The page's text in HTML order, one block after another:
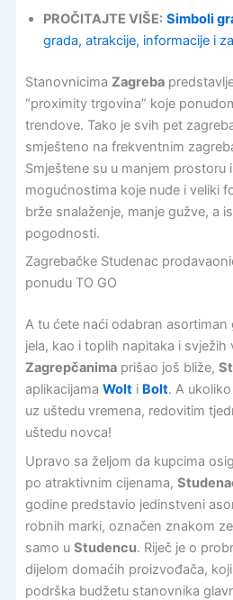
PROČITAJTE VIŠE: Simboli
grada, atrakcije, informacije i
Stanovnicima Zagreba
“proximity trgovina” koje
trendove. Tako je svih pet
smješteno na frekventnim
Smještene su u manjem prostoru
mogućnostima koje nude i veliki
brže snalaženje, manje gužve, a
pogodnosti.
Zagrebačke Studenac
ponudu TO GO
A tu ćete naći odabran
jela, kao i toplih napitaka i
Zagrepčanimaprišao još bliže,
aplikacijama Wolti Bolt. A
uz uštedu vremena, redovitim
uštedu novca!
Upravo sa željom da kupcima
po atraktivnim cijenama,
godine predstavio jedinstveni
robnih marki, označen znakom
samo u Studencu. Riječ je o
dijelom domaćih proizvođača,
podrška budžetu stanovnika